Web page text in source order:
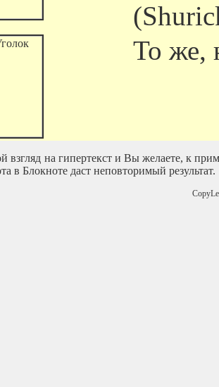
То же,
взгляд на гипертекст и Вы желаете, к
в Блокноте даст неповторимый результат.